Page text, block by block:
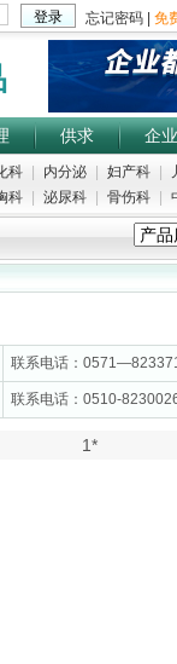
供求 企业
科 内分泌 妇产科
科 泌尿科 骨伤科
联系电话：
联系电话：0510-
1*